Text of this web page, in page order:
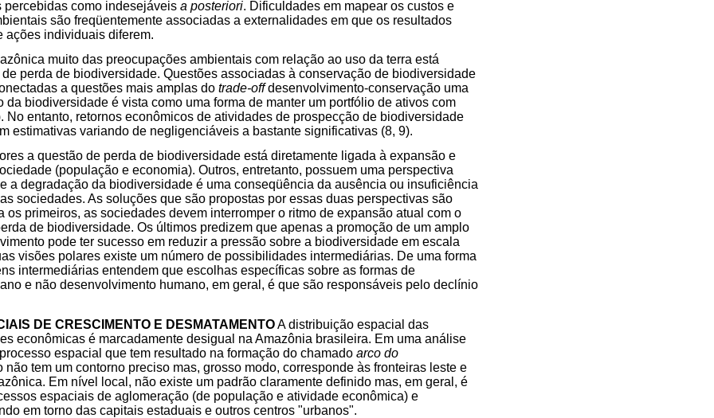
percebidas como indesejáveis a posteriori. Dificuldades em mapear os custos e
são freqüentemente associadas a externalidades em que os resultados
ações individuais diferem.
muito das preocupações ambientais com relação ao uso da terra está
perda de biodiversidade. Questões associadas à conservação de biodiversidade
a questões mais amplas do trade-offdesenvolvimento-conservação uma
da biodiversidade é vista como uma forma de manter um portfólio de ativos com
No entanto, retornos econômicos de atividades de prospecção de biodiversidade
estimativas variando de negligenciáveis a bastante significativas (8, 9).
a questão de perda de biodiversidade está diretamente ligada à expansão e
(população e economia). Outros, entretanto, possuem uma perspectiva
a degradação da biodiversidade é uma conseqüência da ausência ou insuficiência
sociedades. As soluções que são propostas por essas duas perspectivas são
os primeiros, as sociedades devem interromper o ritmo de expansão atual com o
de biodiversidade. Os últimos predizem que apenas a promoção de um amplo
pode ter sucesso em reduzir a pressão sobre a biodiversidade em escala
visões polares existe um número de possibilidades intermediárias. De uma forma
intermediárias entendem que escolhas específicas sobre as formas de
e não desenvolvimento humano, em geral, é que são responsáveis pelo declínio
DE CRESCIMENTO E DESMATAMENTOA distribuição espacial das
econômicas é marcadamente desigual na Amazônia brasileira. Em uma análise
espacial que tem resultado na formação do chamado arco do
não tem um contorno preciso mas, grosso modo, corresponde às fronteiras leste e
Em nível local, não existe um padrão claramente definido mas, em geral, é
espaciais de aglomeração (de população e atividade econômica) e
em torno das capitais estaduais e outros centros "urbanos".